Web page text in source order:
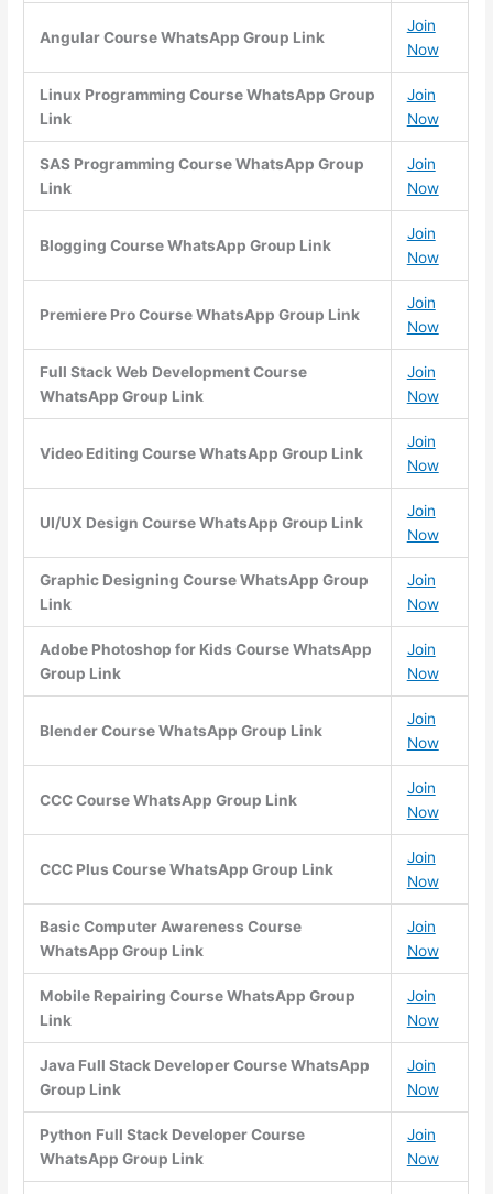
Angular Course WhatsApp Group Link
Join
Now
Linux Programming Course WhatsApp Group
Link
Join
Now
SAS Programming Course WhatsApp Group
Link
Join
Now
Blogging Course WhatsApp Group Link
Join
Now
Premiere Pro Course WhatsApp Group Link
Join
Now
Full Stack Web Development Course
WhatsApp Group Link
Join
Now
Video Editing Course WhatsApp Group Link
Join
Now
UI/UX Design Course WhatsApp Group Link
Join
Now
Graphic Designing Course WhatsApp Group
Link
Join
Now
Adobe Photoshop for Kids Course WhatsApp
Group Link
Join
Now
Blender Course WhatsApp Group Link
Join
Now
CCC Course WhatsApp Group Link
Join
Now
CCC Plus Course WhatsApp Group Link
Join
Now
Basic Computer Awareness Course
WhatsApp Group Link
Join
Now
Mobile Repairing Course WhatsApp Group
Link
Join
Now
Java Full Stack Developer Course WhatsApp
Group Link
Join
Now
Python Full Stack Developer Course
WhatsApp Group Link
Join
Now